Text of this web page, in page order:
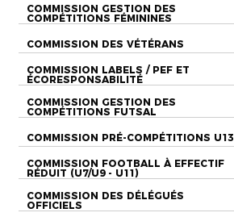
COMMISSION GESTION DES
COMPÉTITIONS FÉMININES
COMMISSION DES VÉTÉRANS
COMMISSION LABELS / PEF ET
ÉCORESPONSABILITÉ
COMMISSION GESTION DES
COMPÉTITIONS FUTSAL
COMMISSION PRÉ-COMPÉTITIONS U13
COMMISSION FOOTBALL À EFFECTIF
RÉDUIT (U7/U9 - U11)
COMMISSION DES DÉLÉGUÉS
OFFICIELS